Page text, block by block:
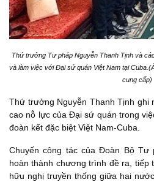
Thứ trưởng Tư pháp Nguyễn Thanh Tịnh và
và làm việc với Đại sứ quán Việt Nam tại
cung cấp)
Thứ trưởng Nguyễn Thanh Tịnh ghi
cao nỗ lực của Đại sứ quán trong
đoàn kết đặc biệt Việt Nam-Cuba.
Chuyến công tác của Đoàn Bộ Tư
hoàn thành chương trình đề ra, tiếp
hữu nghị truyền thống giữa hai